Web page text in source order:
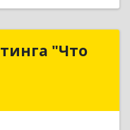
"Что
"Что